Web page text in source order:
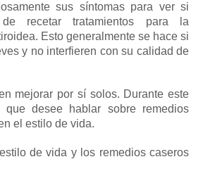
sus síntomas para ver si
recetar tratamientos para la
Esto generalmente se hace si
y no interfieren con su calidad de
mejorar por sí solos. Durante este
que desee hablar sobre remedios
el estilo de vida.
de vida y los remedios caseros